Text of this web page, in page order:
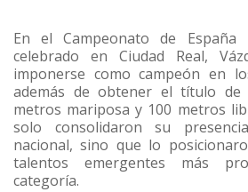
En el Campeonato de España
celebrado en Ciudad Real,
imponerse como campeón en
además de obtener el título de
metros mariposa y 100 metros
solo consolidaron su
nacional, sino que lo
talentos emergentes más
categoría.